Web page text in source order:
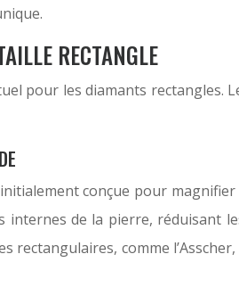
RECTANGLE
pour les diamants
conçue pour
de la pierre, réduisant
rectangulaires, comme